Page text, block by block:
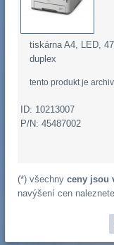
tiskárna A4, LED,
duplex
tento produkt je
ID: 10213007
P/N: 45487002
(*) všechny ceny jsou
navýšení cen